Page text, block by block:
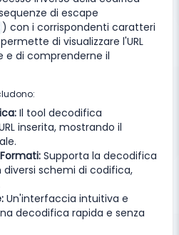
di escape
) con i corrispondenti caratteri
di visualizzare l'URL
e di comprenderne il
Il tool decodifica
inserita, mostrando il
Supporta la decodifica
diversi schemi di codifica,
Un'interfaccia intuitiva e
decodifica rapida e senza